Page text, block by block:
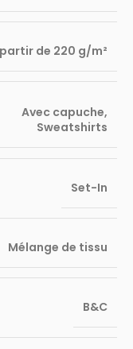
de 220 g/m²
Avec capuche,
Sweatshirts
Set-In
Mélange de tissu
B&C